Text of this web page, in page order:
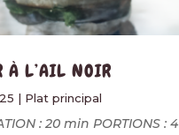
À L’AIL NOIR
| Plat principal
: 20 min PORTIONS : 4